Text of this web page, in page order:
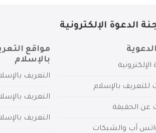
الدعوة الإلكترونية
للتعريف بالإسلام
عن الحقيقة
آب والشبكات
مواقع
بالإسلام
التعريف
التعريف
التعريف